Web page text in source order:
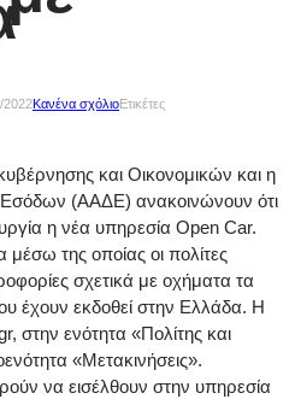
2022Κανένα σχόλιοΕτικέτες
και Οικονομικών και η
(ΑΑΔΕ) ανακοινώνουν ότι
η νέα υπηρεσία Open Car.
μέσω της οποίας οι πολίτες
σχετικά με οχήματα τα
έχουν εκδοθεί στην Ελλάδα. Η
στην ενότητα «Πολίτης και
«Μετακινήσεις».
να εισέλθουν στην υπηρεσία